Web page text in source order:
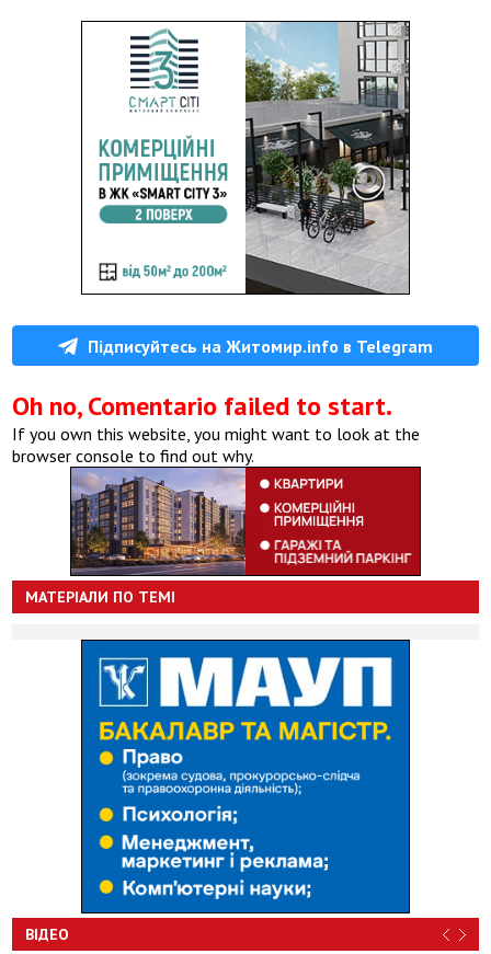
Підписуйтесь на Житомир.info в Telegram
Oh no, Comentario failed to start.
If you own this website, you might want to look at the
browser console to find out why.
МАТЕРІАЛИ ПО ТЕМІ
ВІДЕО